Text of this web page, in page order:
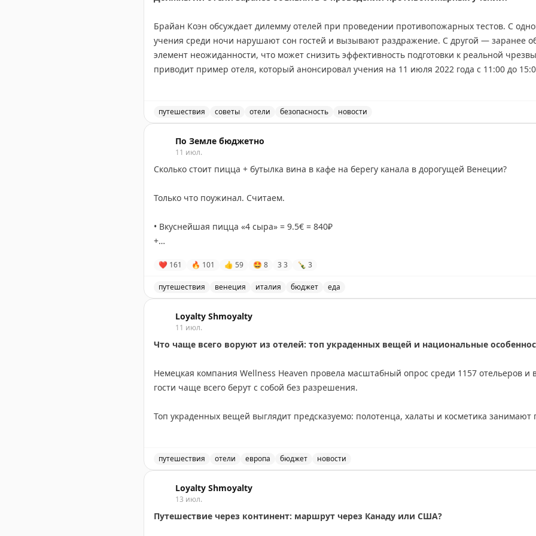
Gary Leff|View from the Wing
Брайан Коэн обсуждает дилемму отелей при проведении противопожарных тестов. С
учения среди ночи нарушают сон гостей и вызывают раздражение. С другой — заранее
элемент неожиданности, что может снизить эффективность подготовки к реальной
приводит пример отеля, который анонсировал учения на 11 июля 2022 года с 11:00 до
ситуации. Вопрос остается открытым: как найти баланс между комфортом гостей и
реальной опасности?
The Gate with Brian Cohen
путешествия советы отели безопасность новости
По Земле бюджетно
11 июл.
Сколько стоит пицца + бутылка вина в кафе на берегу канала в дорогущей Венеции?
Только что поужинал. Считаем.
• Вкуснейшая пицца «4 сыра» = 9.5€ = 840₽
+
Итого 1540₽.
Дорогая Венеция, да?
P.S. Сдаю позицию: «
#поиталиибюджетно
❤ 161 🔥 101 👍 59 🤩 8 33 🍾 3
путешествия венеция италия бюджет еда
Loyalty Shmoyalty
11 июл.
Что чаще всего воруют из отелей: топ украденных вещей и национальные
Немецкая компания Wellness Heaven провела масштабный опрос среди 1157 отельеров и
гости чаще всего берут с собой без разрешения.
Топ украденных вещей выглядит предсказуемо: полотенца, халаты и косметика занимают
Самые экстравагантные кражи показывают фантазию постояльцев: в Берлине гости
рояль, во Франции — чучело кабана. Также зафиксированы случаи кражи дверных
композиций.
Интересно, что предпочтения в краже различаются в зависимости от звездности отеля.
путешествия отели европа бюджет новости
Loyalty Shmoyalty
13 июл.
Путешествие через континент: маршрут через Канаду или США?